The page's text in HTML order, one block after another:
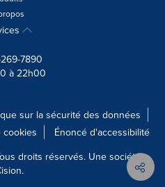
7890
à 22h00
sur la sécurité des données
cookies
Énoncé d'accessibilité
droits réservés. Une société